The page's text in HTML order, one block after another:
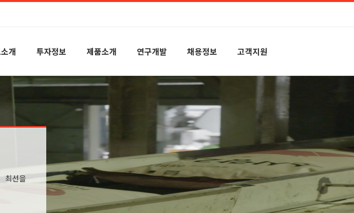
개 투자정보 제품소개 연구개발 채용정보 고객지원
선을